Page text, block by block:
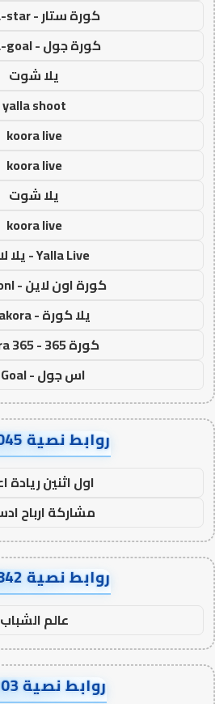
كورة ستار - koora-star
كورة جول - koora-goal
يلا شوت
yalla shoot
koora live
koora live
يلا شوت
koora live
Yalla Live - يلا لايف
كورة اون لاين - koora onl
يلا كورة - yallakora
كورة 365 - kooora 365
اس جول - AS Goal
روابط نصية AA38045
اول اثنين ريادة
مشاركة ارباح
روابط نصية AA86842
عالم الشباب
روابط نصية AA4203